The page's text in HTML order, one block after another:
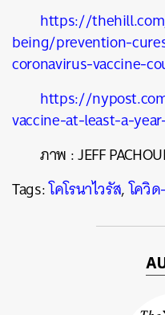
https://
being/prevention-
coronavirus-vaccine-
https://
vaccine-at-least-a-
ภาพ :JEFF
Tags:โคโรนาไวรัส,โควิด